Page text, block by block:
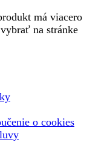
má viacero
na stránke
o cookies